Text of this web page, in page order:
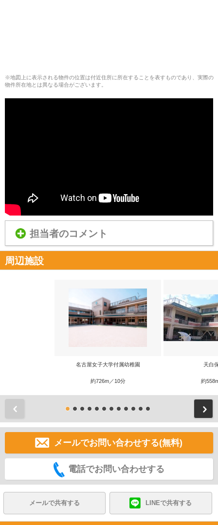
※地図上に表示される物件の位置は付近住所に所在することを表すものであり、実際の
物件所在地とは異なる場合がございます。
担当者のコメント
周辺施設
名古屋女子大学付属幼稚園
約726m／10分
天白
約
メールでお問い合わせする(無料)
電話でお問い合わせする
メールで共有する LINEで共有する